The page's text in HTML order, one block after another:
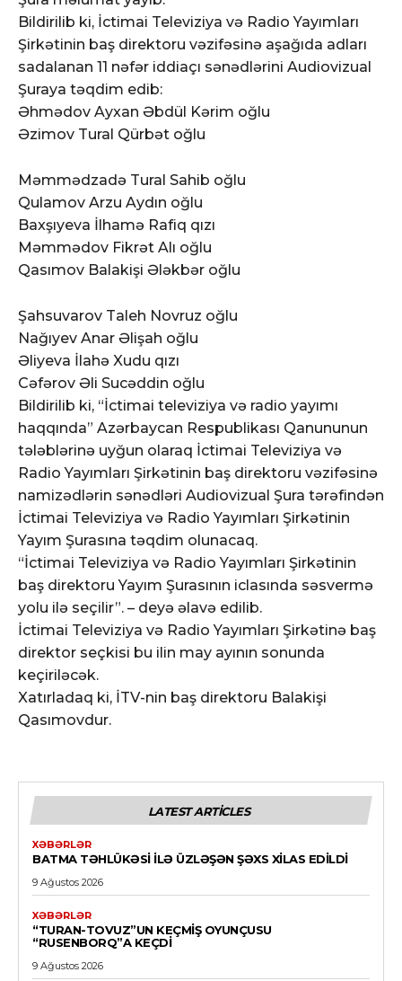
Bildirilib ki, İctimai Televiziya və Radio Yayımları
Şirkətinin baş direktoru vəzifəsinə aşağıda adları
sadalanan 11 nəfər iddiaçı sənədlərini Audiovizual
Şuraya təqdim edib:
Əhmədov Ayxan Əbdül Kərim oğlu
Əzimov Tural Qürbət oğlu
Məmmədzadə Tural Sahib oğlu
Qulamov Arzu Aydın oğlu
Baxşıyeva İlhamə Rafiq qızı
Məmmədov Fikrət Alı oğlu
Qasımov Balakişi Ələkbər oğlu
Şahsuvarov Taleh Novruz oğlu
Nağıyev Anar Əlişah oğlu
Əliyeva İlahə Xudu qızı
Cəfərov Əli Sucəddin oğlu
Bildirilib ki, “İctimai televiziya və radio yayımı
haqqında” Azərbaycan Respublikası Qanununun
tələblərinə uyğun olaraq İctimai Televiziya və
Radio Yayımları Şirkətinin baş direktoru vəzifəsinə
namizədlərin sənədləri Audiovizual Şura tərəfindən
İctimai Televiziya və Radio Yayımları Şirkətinin
Yayım Şurasına təqdim olunacaq.
“İctimai Televiziya və Radio Yayımları Şirkətinin
baş direktoru Yayım Şurasının iclasında səsvermə
yolu ilə seçilir”. – deyə əlavə edilib.
İctimai Televiziya və Radio Yayımları Şirkətinə baş
direktor seçkisi bu ilin may ayının sonunda
keçiriləcək.
Xatırladaq ki, İTV-nin baş direktoru Balakişi
Qasımovdur.
LATEST ARTICLES
XƏBƏRLƏR
BATMA TƏHLÜKƏSI ILƏ ÜZLƏŞƏN ŞƏXS XILAS EDILDI
9 Ağustos 2026
XƏBƏRLƏR
“TURAN-TOVUZ”UN KEÇMIŞ OYUNÇUSU
“RUSENBORQ”A KEÇDI
9 Ağustos 2026